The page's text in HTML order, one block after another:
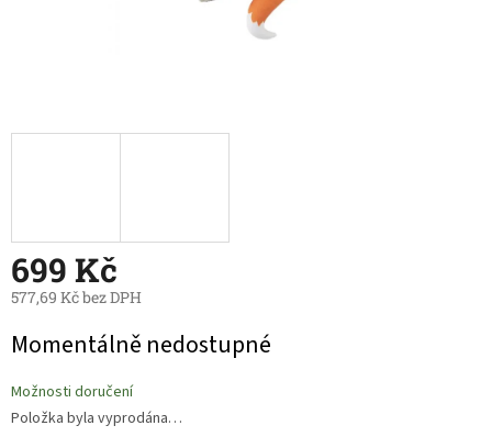
699 Kč
577,69 Kč bez DPH
cena:
Momentálně nedostupné
Možnosti doručení
Položka byla vyprodána…